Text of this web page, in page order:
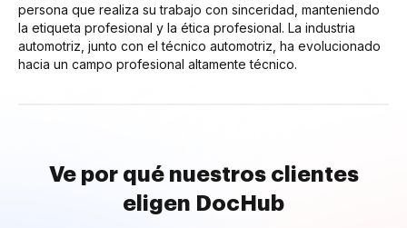
persona que realiza su trabajo con sinceridad, manteniendo
la etiqueta profesional y la ética profesional. La industria
automotriz, junto con el técnico automotriz, ha evolucionado
hacia un campo profesional altamente técnico.
Ve por qué nuestros clientes
eligen DocHub